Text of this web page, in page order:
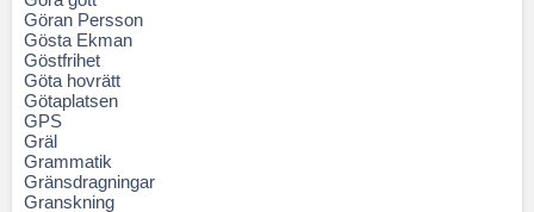
Göran Persson
Gösta Ekman
Göstfrihet
Göta hovrätt
Götaplatsen
GPS
Gräl
Grammatik
Gränsdragningar
Granskning